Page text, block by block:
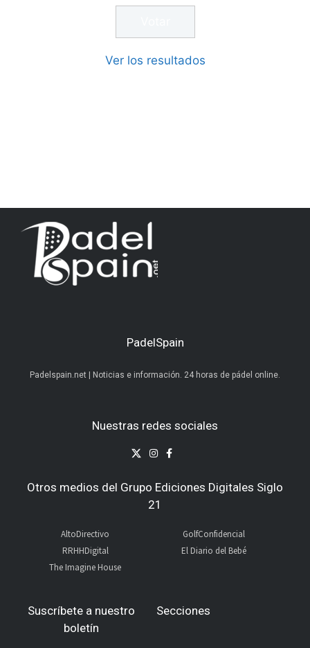
Ver los resultados
PadelSpain
Padelspain.net | Noticias e información. 24 horas de pádel online.
Nuestras redes sociales
Otros medios del Grupo Ediciones Digitales Siglo
21
AltoDirectivo
RRHHDigital
The Imagine House
GolfConfidencial
El Diario del Bebé
Suscríbete a nuestro
boletín
Secciones